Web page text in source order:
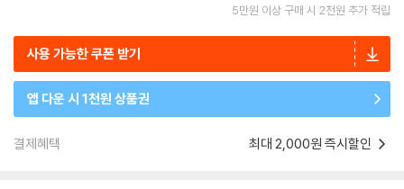
5만원 이상 구매 시 2천원 추가 적립
사용 가능한 쿠폰 받기
앱 다운 시 1천원 상품권
결제혜택 최대 2,000원 즉시할인